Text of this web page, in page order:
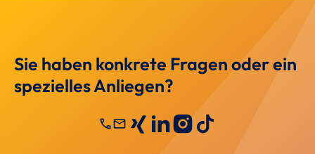
Sie haben konkrete Fragen oder ein
spezielles Anliegen?
callmail